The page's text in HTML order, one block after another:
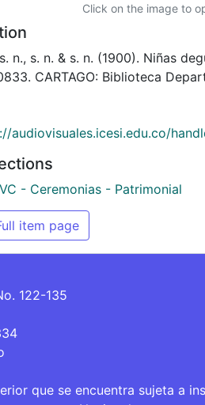
Click on the image to
n., s. n. & s. n. (1900). Niñas
CARTAGO: Biblioteca
audiovisuales.icesi.edu.co/
- Ceremonias - Patrimonial
item page
122-135
que se encuentra sujeta a